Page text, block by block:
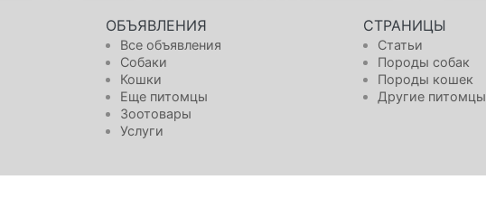
ОБЪЯВЛЕНИЯ
Все объявления
Собаки
Кошки
Еще питомцы
Зоотовары
Услуги
СТРАНИЦЫ
Статьи
Породы собак
Породы кошек
Другие питомцы